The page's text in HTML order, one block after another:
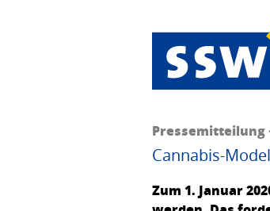
Pressemitteilung
Cannabis-
Zum 1. Januar